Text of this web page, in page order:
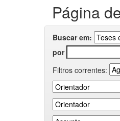
Página
Buscar em:
por
Filtros correntes: